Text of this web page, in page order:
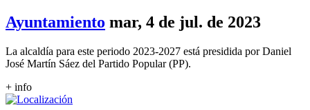
Ayuntamiento mar, 4 de jul. de 2023
La alcaldía para este periodo 2023-2027 está presidida por Daniel
José Martín Sáez del Partido Popular (PP).
+ info